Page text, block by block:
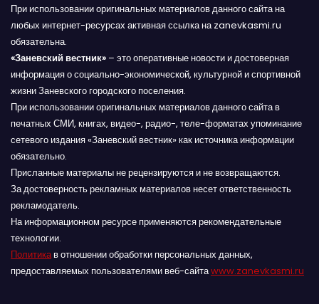
При использовании оригинальных материалов данного сайта на
любых интернет-ресурсах активная ссылка на zanevkasmi.ru
обязательна.
«Заневский вестник» – это оперативные новости и достоверная
информация о социально-экономической, культурной и спортивной
жизни Заневского городского поселения.
При использовании оригинальных материалов данного сайта в
печатных СМИ, книгах, видео-, радио-, теле-форматах упоминание
сетевого издания «Заневский вестник» как источника информации
обязательно.
Присланные материалы не рецензируются и не возвращаются.
За достоверность рекламных материалов несет ответственность
рекламодатель.
На информационном ресурсе применяются рекомендательные
технологии.
Политикав отношении обработки персональных данных,
предоставляемых пользователями веб-сайтаwww.zanevkasmi.ru